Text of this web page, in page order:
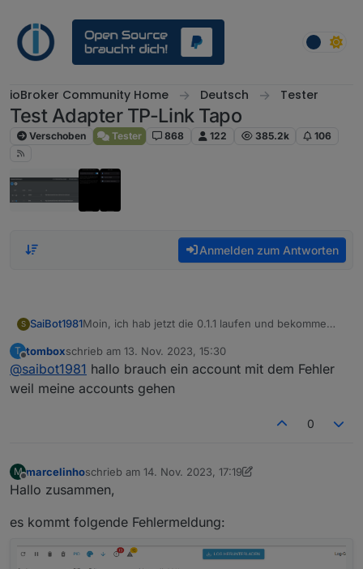
ioBroker Community Home Deutsch Tester
Test Adapter TP-Link Tapo
Verschoben Tester 868 122 385.2k 106
Anmelden zum Antworten
S SaiBot1981Moin, ich hab jetzt die 0.1.1 laufen und bekomme
Adapter ist jedoch grün und reagiert auf die C310
ohne Probleme.
T
Offline
tomboxschrieb am 13. Nov. 2023, 15:30
zuletzt editiert von
@saibot1981 hallo brauch ein account mit dem Fehler
weil meine accounts gehen
0
M
Offline
marcelinhoschrieb am 14. Nov. 2023, 17:19
zuletzt editiert von marcelinho
Hallo zusammen,
es kommt folgende Fehlermeldung: